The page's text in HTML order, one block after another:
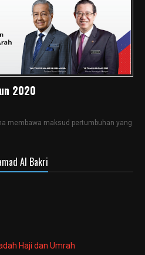
2020
membawa maksud pertumbuhan yang
Al Bakri
Haji dan Umrah